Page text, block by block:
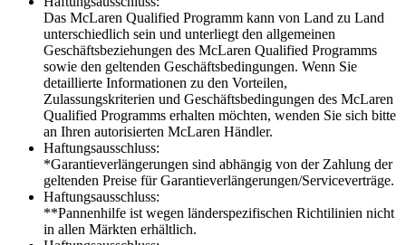
Das McLaren Qualified Programm kann von Land zu Land
unterschiedlich sein und unterliegt den allgemeinen
Geschäftsbeziehungen des McLaren Qualified Programms
sowie den geltenden Geschäftsbedingungen. Wenn Sie
detaillierte Informationen zu den Vorteilen,
Zulassungskriterien und Geschäftsbedingungen des McLaren
Qualified Programms erhalten möchten, wenden Sie sich bitte
an Ihren autorisierten McLaren Händler.
Haftungsausschluss:
*Garantieverlängerungen sind abhängig von der Zahlung der
geltenden Preise für Garantieverlängerungen/Serviceverträge.
Haftungsausschluss:
**Pannenhilfe ist wegen länderspezifischen Richtilinien nicht
in allen Märkten erhältlich.